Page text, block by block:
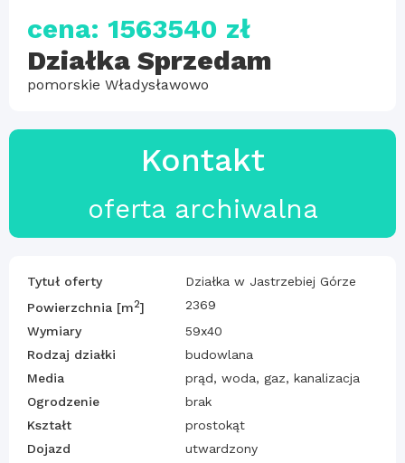
cena: 1563540 zł
Działka Sprzedam
pomorskie Władysławowo
Kontakt
oferta archiwalna
Tytuł oferty
Działka w Jastrzebiej Górze
Powierzchnia [m2]
2369
Wymiary
59x40
Rodzaj działki
budowlana
Media
prąd, woda, gaz, kanalizacja
Ogrodzenie
brak
Kształt
prostokąt
Dojazd
utwardzony